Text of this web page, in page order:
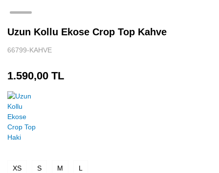
Uzun Kollu Ekose Crop Top Kahve
66799-KAHVE
1.590,00 TL
XS S M L